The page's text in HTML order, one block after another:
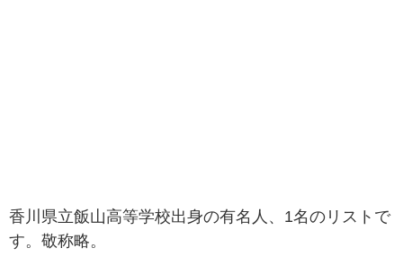
香川県立飯山高等学校出身の有名人、1名のリストで
す。敬称略。